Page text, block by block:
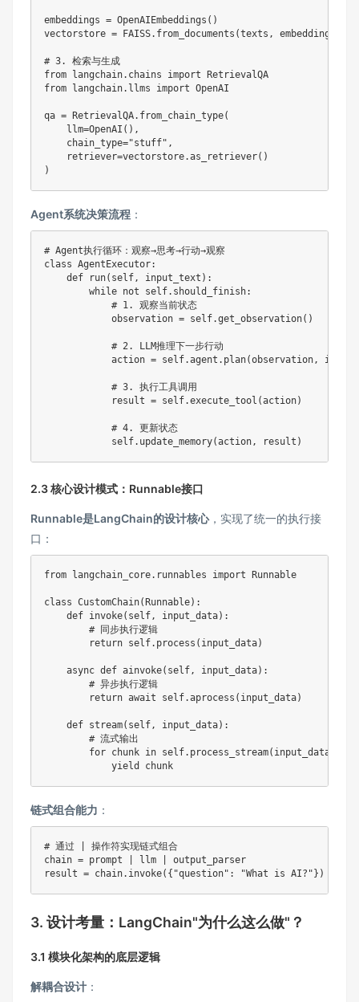
embeddings = OpenAIEmbeddings ( )
vectorstore = FAISS. from_documents (texts , embeddings
# 3. 检索与生成
from langchain. chains import
from langchain. llms import OpenAI
qa = RetrievalQA. from_chain_type(
    llm
=OpenAI ( ) ,
    chain_type
="stuff" ,
    retriever
=vectorstore.as_retriever( )
)
Agent系统决策流程 ：
# Agent执行循环：观察→思考→行动→观察
class AgentExecutor:
def
run( self, input_text ) :
while not self. should_finish:
# 1. 观察当前状态
            observation
= self.get_observation( )
# 2. LLM推理下一步行动
            action
= self.agent . plan(observation,
# 3. 执行工具调用
            result
= self.execute_tool (action)
# 4. 更新状态
            self
. update_memory(action, result )
2.3 核心设计模式：Runnable接口
Runnable是LangChain的设计核心，实现了统一的执行接
口：
from langchain_core. runnables import Runnable
class CustomChain( Runnable) :
def invoke( self, input_data) :
# 同步执行逻辑
return self. process ( input_data)
async def ainvoke( self, input_data) :
# 异步执行逻辑
return await self.aprocess ( input_data)
def stream( self, input_data) :
# 流式输出
for chunk in self. process_stream( input_data
yield
链式组合能力 ：
# 通过 | 操作符实现链式组合
chain = prompt llm
output_parser
result = chain. invoke( { "question" : "What is AI?" } )
3. 设计考量：LangChain"为什么这么做"？
3.1 模块化架构的底层逻辑
解耦合设计 ：